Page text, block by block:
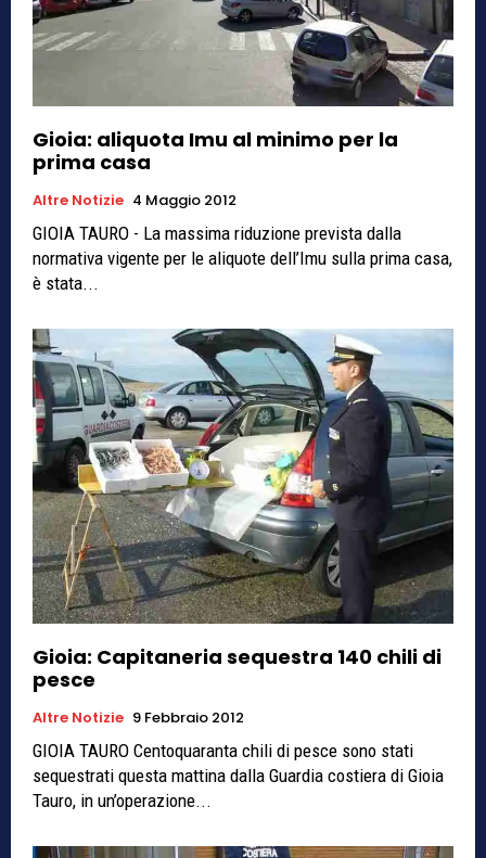
Gioia: aliquota Imu al minimo per la
prima casa
Altre Notizie 4 Maggio 2012
GIOIA TAURO - La massima riduzione prevista dalla
normativa vigente per le aliquote dell’Imu sulla prima casa,
è stata...
Gioia: Capitaneria sequestra 140 chili di
pesce
Altre Notizie 9 Febbraio 2012
GIOIA TAURO Centoquaranta chili di pesce sono stati
sequestrati questa mattina dalla Guardia costiera di Gioia
Tauro, in un’operazione...